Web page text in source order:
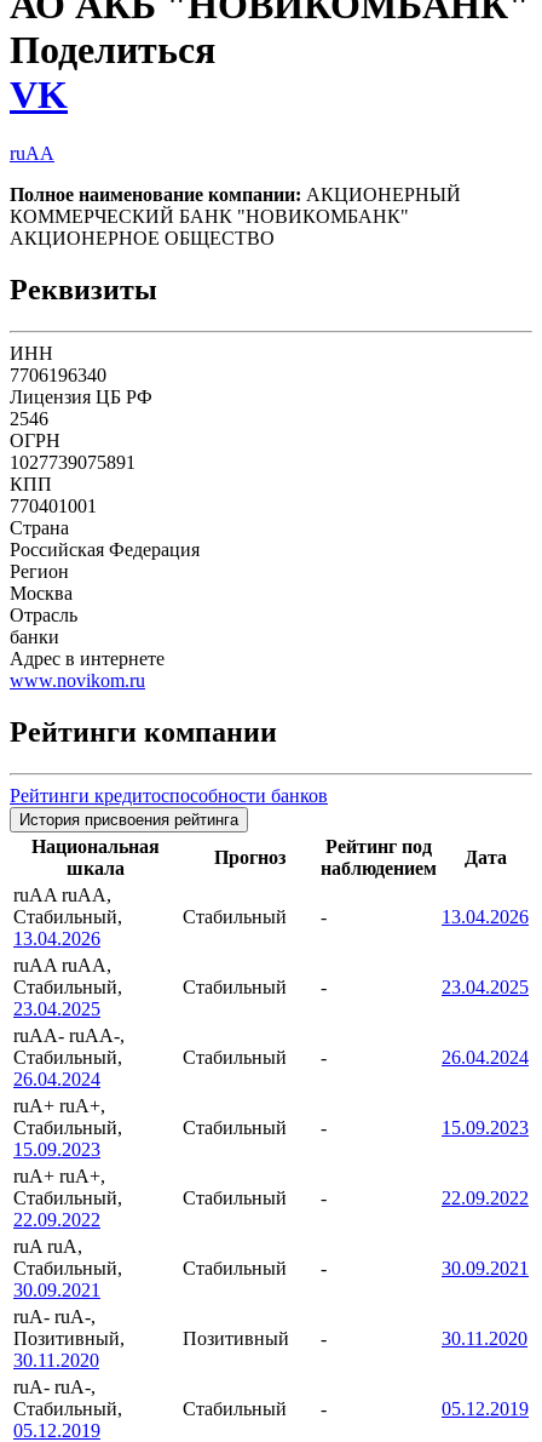
Поделиться
VK
ruAA
Полное наименование компании: АКЦИОНЕРНЫЙ
КОММЕРЧЕСКИЙ БАНК "НОВИКОМБАНК"
АКЦИОНЕРНОЕ ОБЩЕСТВО
Реквизиты
ИНН
7706196340
Лицензия ЦБ РФ
2546
ОГРН
1027739075891
КПП
770401001
Страна
Российская Федерация
Регион
Москва
Отрасль
банки
Адрес в интернете
www.novikom.ru
Рейтинги компании
Рейтинги кредитоспособности банков
История присвоения рейтинга
Национальная
шкала
Прогноз
Рейтинг под
наблюдением
Дата
ruAA ruAA,
Стабильный,
13.04.2026
Стабильный - 13.04.2026
ruAA ruAA,
Стабильный,
23.04.2025
Стабильный - 23.04.2025
ruAA- ruAA-,
Стабильный,
26.04.2024
Стабильный - 26.04.2024
ruA+ ruA+,
Стабильный,
15.09.2023
Стабильный - 15.09.2023
ruA+ ruA+,
Стабильный,
22.09.2022
Стабильный - 22.09.2022
ruA ruA,
Стабильный,
30.09.2021
Стабильный - 30.09.2021
ruA- ruA-,
Позитивный,
30.11.2020
Позитивный - 30.11.2020
ruA- ruA-,
Стабильный,
05.12.2019
Стабильный - 05.12.2019